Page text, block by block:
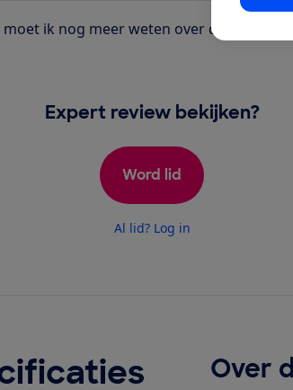
ik nog meer weten over de Joolz Geo
Expert review bekijken?
Word lid
Al lid? Log in
Over